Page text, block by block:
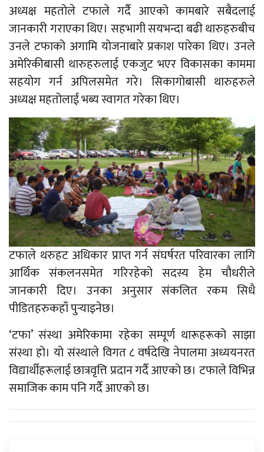
अध्यक्ष महतोले टफाले गर्दै आएको कामबारे सबैदलाई
जानकारी गराएका थिए। सहभागी सयभन्दा बढी थारुहरुबीच
उनले टफाको अगामि योजनाबारे प्रकाश पारेका थिए। उनले
अमेरिकीबासी थारुहरुलाई एकजुट भएर विकासका काममा
सहयोग गर्न अपिलसमेत गरे। सिकागोबासी थारुहरुले
अध्यक्ष महतोलाई भब्य स्वागत गरेका थिए।
टफाले थरुहट अधिकार प्राप्त गर्न संघर्षरत परिवारका लागि
आर्थिक संकलनसमेत गरिरहेको सदस्य हेम चौधरीले
जानकारी दिए। उनका अनुसार संकलित रकम सिधै
पीडितहरुकहाँ पुर्‍याइनेछ।
‘टफा’ संस्था अमेरिकामा रहेका सम्पूर्ण थारूहरूको साझा
संस्था हो। यो संस्थाले विगत ८ वर्षदेखि नेपालमा अध्ययनरत
विद्यार्थीहरूलाई छात्रवृत्ति प्रदान गर्दै आएको छ। टफाले विभिन्न
समाजिक काम पनि गर्दै आएको छ।